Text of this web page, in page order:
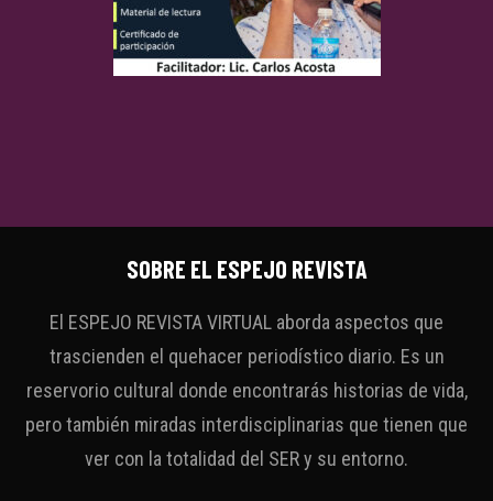
SOBRE EL ESPEJO REVISTA
El ESPEJO REVISTA VIRTUAL aborda aspectos que
trascienden el quehacer periodístico diario. Es un
reservorio cultural donde encontrarás historias de vida,
pero también miradas interdisciplinarias que tienen que
ver con la totalidad del SER y su entorno.